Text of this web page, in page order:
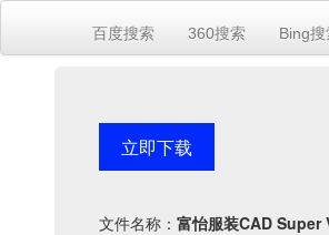
百度搜索 360搜索 Bing搜
立即下载
文件名称： 富怡服装CAD Super